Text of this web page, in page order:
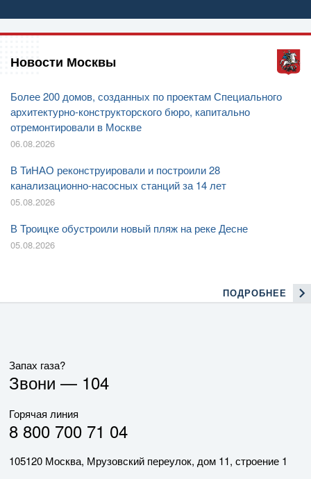
Новости Москвы
Более 200 домов, созданных по проектам Специального
архитектурно-конструкторского бюро, капитально
отремонтировали в Москве
06.08.2026
В ТиНАО реконструировали и построили 28
канализационно-насосных станций за 14 лет
05.08.2026
В Троицке обустроили новый пляж на реке Десне
05.08.2026
ПОДРОБНЕЕ
Запах газа?
Звони — 104
Горячая линия
8 800 700 71 04
105120 Москва, Мрузовский переулок, дом 11, строение 1